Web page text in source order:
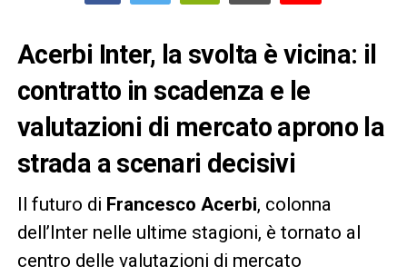
Acerbi Inter, la svolta è vicina: il
contratto in scadenza e le
valutazioni di mercato aprono la
strada a scenari decisivi
Il futuro di Francesco Acerbi, colonna
dell’Inter nelle ultime stagioni, è tornato al
centro delle valutazioni di mercato